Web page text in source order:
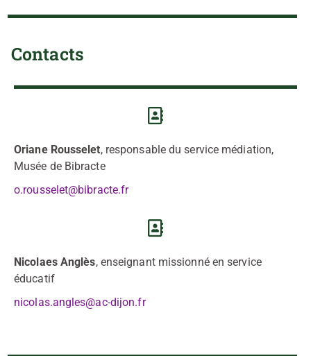
Contacts
Oriane Rousselet, responsable du service médiation,
Musée de Bibracte
o.rousselet@bibracte.fr
Nicolaes Anglès, enseignant missionné en service
éducatif
nicolas.angles@ac-dijon.fr